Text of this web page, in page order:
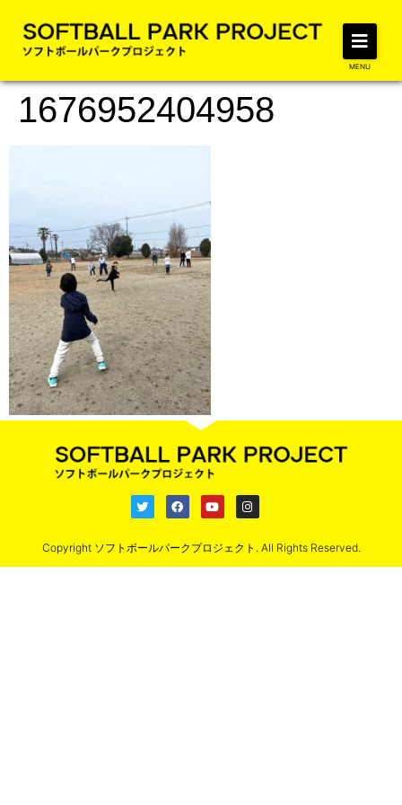
MENU
1676952404958
Copyright ソフトボールパークプロジェクト. All Rights Reserved.